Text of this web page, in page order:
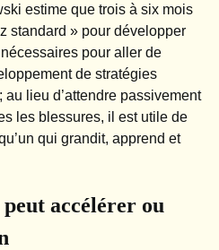
estime que trois à six mois
standard » pour développer
pour aller de
de stratégies
au lieu d’attendre passivement
les blessures, il est utile de
qui grandit, apprend et
accélérer ou